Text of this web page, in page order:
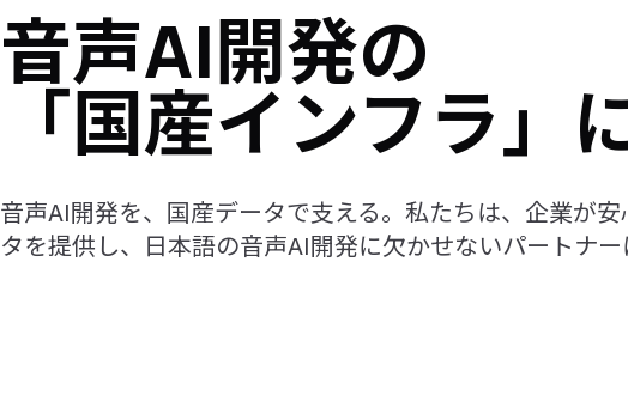
音声AI開発の
「国産インフラ」
音声AI開発を、国産データで支える。私たちは、企業が
タを提供し、日本語の音声AI開発に欠かせないパートナ